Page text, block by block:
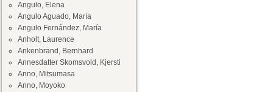
Angulo, Elena
Angulo Aguado, María
Angulo Fernández, María
Anholt, Laurence
Ankenbrand, Bernhard
Annesdatter Skomsvold, Kjersti
Anno, Mitsumasa
Anno, Moyoko